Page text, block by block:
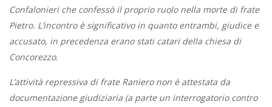
Confalonieri che confessò il proprio ruolo nella morte di frate
Pietro. L’incontro è significativo in quanto entrambi, giudice e
accusato, in precedenza erano stati catari della chiesa di
Concorezzo.
L’attività repressiva di frate Raniero non è attestata da
documentazione giudiziaria (a parte un interrogatorio contro